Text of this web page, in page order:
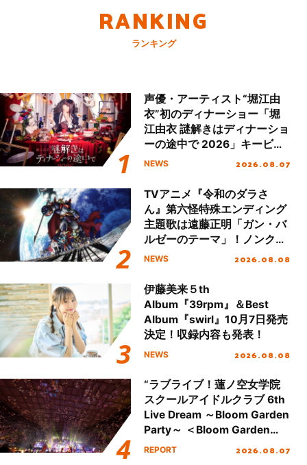
RANKING
ランキング
声優・アーティスト“堀江由
衣”初のディナーショー「堀
江由衣 謎解きはディナーショ
ーの途中で 2026」キービジ
ュアル＆グッズラインナップ
NEWS 2026.08.07
TVアニメ『令和のダラさ
ん』第六怪特殊エンディング
主題歌は遠藤正明「ガン・バ
ルゼーのテーマ」！ノンクレ
ジットエンディング映像も公
NEWS 2026.08.08
伊藤美来５th
Album『39rpm』＆Best
Album『swirl』10月7日発売
決定！収録内容も発表！
NEWS 2026.08.08
“ラブライブ！蓮ノ空女学院
スクールアイドルクラブ 6th
Live Dream ～Bloom Garden
Party～ ＜Bloom Garden
Party Stage／埼玉公演＞”
REPORT 2026.08.07